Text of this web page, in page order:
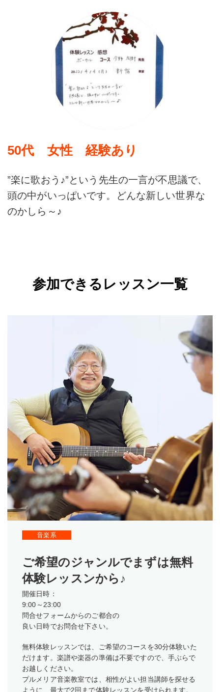
50代 女性 経験あり
”楽に歌おう♪”という先生の一言が不思議で、
頭の中がいっぱいです。どんな新しい世界な
のかしら～♪
参加できるレッスン一覧
音楽系
ご希望のジャンルでまずは無料
体験レッスンから♪
開催日時：
9:00～23:00
問合せフォームからのご都合の
良い日時でお問合せ下さい。
無料体験レッスンでは、ご希望のコースを30分体験いた
だけます。楽譜や楽器の準備は不要ですので、手ぶらで
お越しください。
プルメリア音楽教室では、相性がよい担当講師を探せる
ように、最大で2回まで体験レッスンを受けられます。